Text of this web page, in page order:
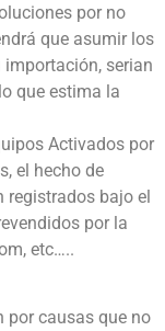
por no
que asumir los
serian
que estima la
Activados por
el hecho de
registrados bajo el
por la
etc…..
por causas que no